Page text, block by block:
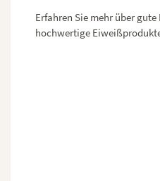
Erfahren Sie mehr über
hochwertige